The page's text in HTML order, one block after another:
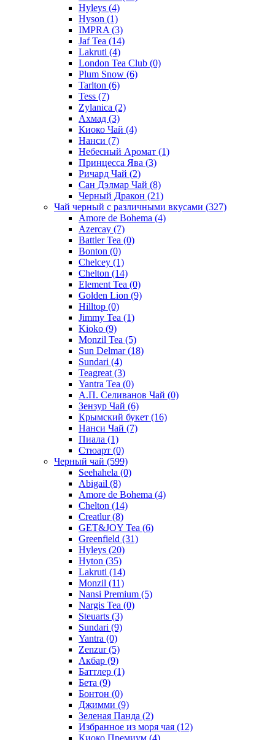
Hyleys (4)
Hyson (1)
IMPRA (3)
Jaf Tea (14)
Lakruti (4)
London Tea Club (0)
Plum Snow (6)
Tarlton (6)
Tess (7)
Zylanica (2)
Ахмад (3)
Киоко Чай (4)
Нанси (7)
Небесный Аромат (1)
Принцесса Ява (3)
Ричард Чай (2)
Сан Дэлмар Чай (8)
Черный Дракон (21)
Чай черный с различными вкусами (327)
Amore de Bohema (4)
Azercay (7)
Battler Tea (0)
Bonton (0)
Chelcey (1)
Chelton (14)
Element Tea (0)
Golden Lion (9)
Hilltop (0)
Jimmy Tea (1)
Kioko (9)
Monzil Tea (5)
Sun Delmar(18)
Sundari (4)
Teagreat (3)
Yantra Tea (0)
А.П. Селиванов Чай (0)
Зензур Чай (6)
Крымский букет (16)
Нанси Чай (7)
Пиала (1)
Стюарт (0)
Черный чай (599)
Seehahela (0)
Abigail (8)
Amore de Bohema (4)
Chelton (14)
Creatlur(8)
GET&JOY Tea (6)
Greenfield (31)
Hyleys (20)
Hyton (35)
Lakruti (14)
Monzil (11)
Nansi Premium (5)
Nargis Tea (0)
Steuarts (3)
Sundari (9)
Yantra (0)
Zenzur(5)
Акбар (9)
Баттлер (1)
Бета (9)
Бонтон (0)
Джимми (9)
Зеленая Панда (2)
Избранное из моря чая (12)
Киоко Премиум (4)